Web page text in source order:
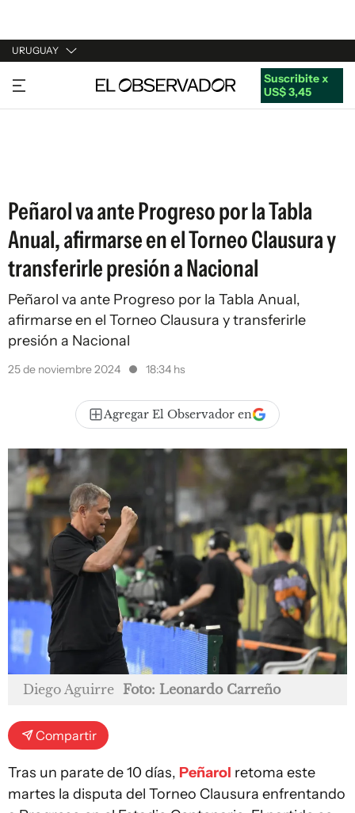
URUGUAY
URUGUAY
ARGENTINA
Suscribite x
US$ 3,45
Peñarol va ante Progreso por la Tabla
Anual, afirmarse en el Torneo Clausura y
transferirle presión a Nacional
Peñarol va ante Progreso por la Tabla Anual,
afirmarse en el Torneo Clausura y transferirle
presión a Nacional
25 de noviembre 2024 18:34 hs
Agregar El Observador en
Diego Aguirre Foto: Leonardo Carreño
Compartir
Tras un parate de 10 días, Peñarol retoma este
martes la disputa del Torneo Clausura enfrentando